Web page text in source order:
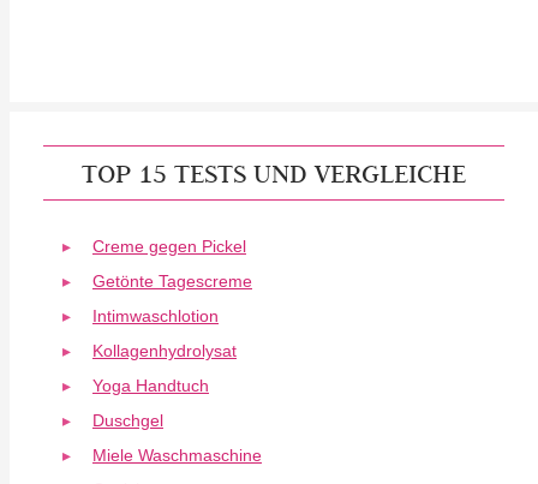
TOP 15 TESTS UND VERGLEICHE
Creme gegen Pickel
Getönte Tagescreme
Intimwaschlotion
Kollagenhydrolysat
Yoga Handtuch
Duschgel
Miele Waschmaschine